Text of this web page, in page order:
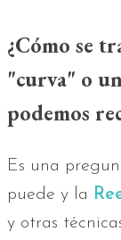
¿Cómo se
"curva" o
podemos
Es una
puede y la
y otras